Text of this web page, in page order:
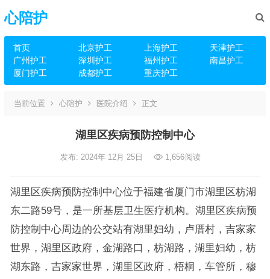
心陪护
首页 北京护工 上海护工
天津护工
广州护工
深圳护工 福州护工
南昌护工
厦门护工
成都护工 重庆护工
当前位置 心陪护 医院介绍 正文
湖里区疾病预防控制中心
发布: 2024年 12月 25日 1,656阅读
湖里区疾病预防控制中心位于福建省厦门市湖里区枋湖
东二路59号，是一所基层卫生医疗机构。湖里区疾病预
防控制中心周边的公交站有湖里妇幼，卢厝村，吉家家
世界，湖里区政府，金湖路口，枋湖路，湖里妇幼，枋
湖东路，吉家家世界，湖里区政府，梧桐，车管所，穆